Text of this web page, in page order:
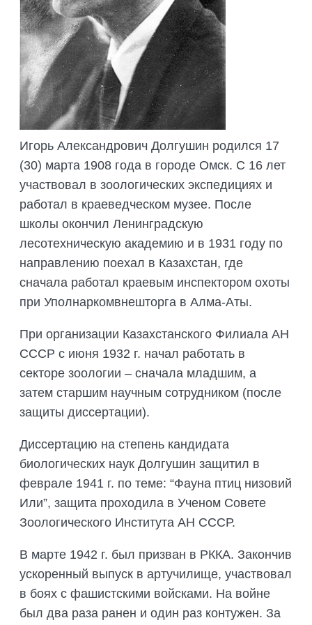
ОБОСНОВАНИЙ
ОРГАНИЗАЦИЯ ТРЕНИНГОВ И
СЕМИНАРОВ, ПОЛЕВЫХ ЭКСКУРСИЙ
ОРГАНИЗАЦИЯ ПОЛЕВЫХ ПРАКТИК,
СТАЖИРОВОК
СОВМЕСТНО С НАУЧНЫМ
ОБЩЕСТВОМ ТЕТИС
СЕЛЕВИНИЯ
SAIGA NEWS
Игорь Александрович Долгушин родился 17
(30) марта 1908 года в городе Омск. С 16 лет
участвовал в зоологических экспедициях и
работал в краеведческом музее. После
школы окончил Ленинградскую
лесотехническую академию и в 1931 году по
направлению поехал в Казахстан, где
сначала работал краевым инспектором охоты
при Уполнаркомвнешторга в Алма-Аты.
При организации Казахстанского Филиала АН
СССР с июня 1932 г. начал работать в
секторе зоологии – сначала младшим, а
затем старшим научным сотрудником (после
защиты диссертации).
Диссертацию на степень кандидата
биологических наук Долгушин защитил в
феврале 1941 г. по теме: “Фауна птиц низовий
Или”, защита проходила в Ученом Совете
Зоологического Института АН СССР.
В марте 1942 г. был призван в РККА. Закончив
ускоренный выпуск в артучилище, участвовал
в боях с фашистскими войсками. На войне
был два раза ранен и один раз контужен. За